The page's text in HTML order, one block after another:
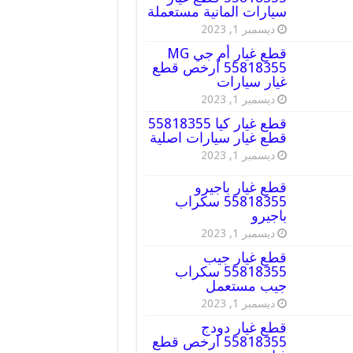
سيارات المانية مستعملة
ديسمبر 1, 2023
قطع غيار أم جي MG
55818355 أرخص قطع
غيار سيارات
ديسمبر 1, 2023
قطع غيار كيا 55818355
قطع غيار سيارات اصلية
ديسمبر 1, 2023
قطع غيار باجيرو
55818355 سكراب
باجيرو
ديسمبر 1, 2023
قطع غيار جيب
55818355 سكراب
جيب مستعمل
ديسمبر 1, 2023
قطع غيار دودج
55818355 ارخص قطع